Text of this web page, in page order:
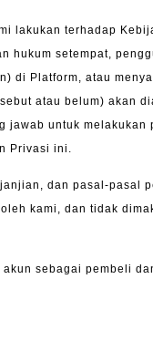
lakukan terhadap
setempat,
di Platform, atau
atau belum) akan
untuk
Privasi ini.
dan pasal-pasal
kami, dan tidak
sebagai pembeli